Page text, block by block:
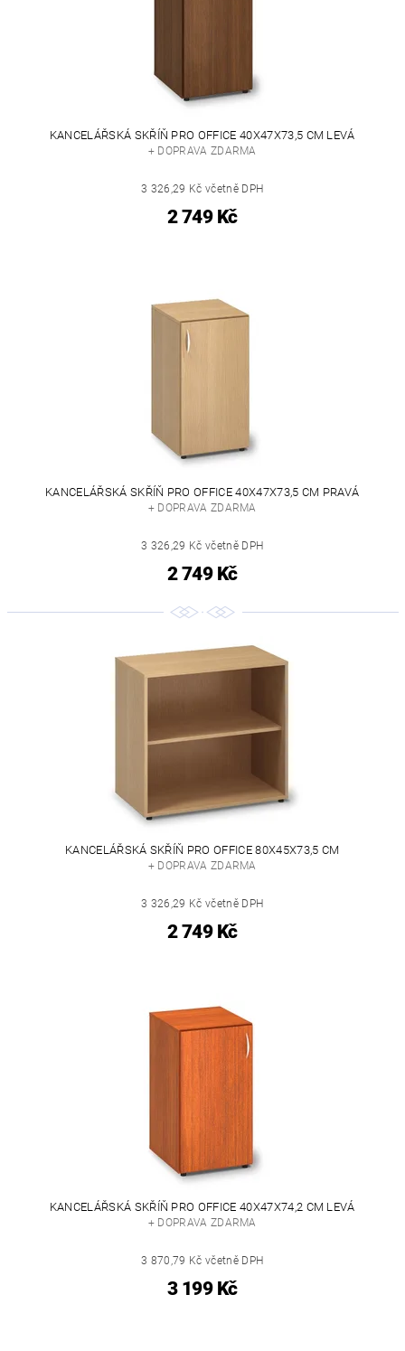
KANCELÁŘSKÁ SKŘÍŇ PRO OFFICE 40X47X73,5 CM LEVÁ
+ DOPRAVA ZDARMA
3 326,29 Kč včetně DPH
2 749 Kč
KANCELÁŘSKÁ SKŘÍŇ PRO OFFICE 40X47X73,5 CM PRAVÁ
+ DOPRAVA ZDARMA
3 326,29 Kč včetně DPH
2 749 Kč
KANCELÁŘSKÁ SKŘÍŇ PRO OFFICE 80X45X73,5 CM
+ DOPRAVA ZDARMA
3 326,29 Kč včetně DPH
2 749 Kč
KANCELÁŘSKÁ SKŘÍŇ PRO OFFICE 40X47X74,2 CM LEVÁ
+ DOPRAVA ZDARMA
3 870,79 Kč včetně DPH
3 199 Kč